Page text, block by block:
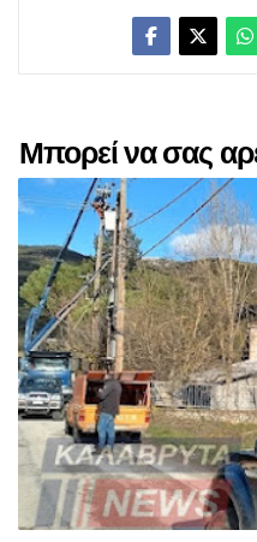
Μπορεί να σας
αναρτήσεις